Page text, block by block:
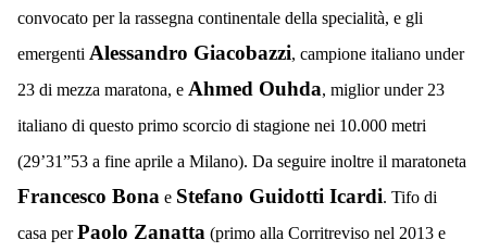
convocato per la rassegna continentale della specialità, e gli
emergenti Alessandro Giacobazzi, campione italiano under
23 di mezza maratona, e Ahmed Ouhda, miglior under 23
italiano di questo primo scorcio di stagione nei 10.000 metri
(29’31”53 a fine aprile a Milano). Da seguire inoltre il maratoneta
Francesco Bona e Stefano Guidotti Icardi. Tifo di
casa perPaolo Zanatta (primo alla Corritreviso nel 2013 e